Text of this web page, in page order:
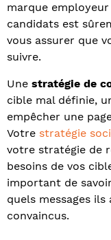
marque
candidats est
vous assurer que
suivre.
Une stratégie de
cible mal définie,
empêcher une
Votre stratégie
votre stratégie de
besoins de vos
important de
quels messages
convaincus.